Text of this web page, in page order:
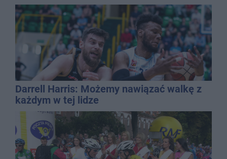
Darrell Harris: Możemy nawiązać walkę z
każdym w tej lidze